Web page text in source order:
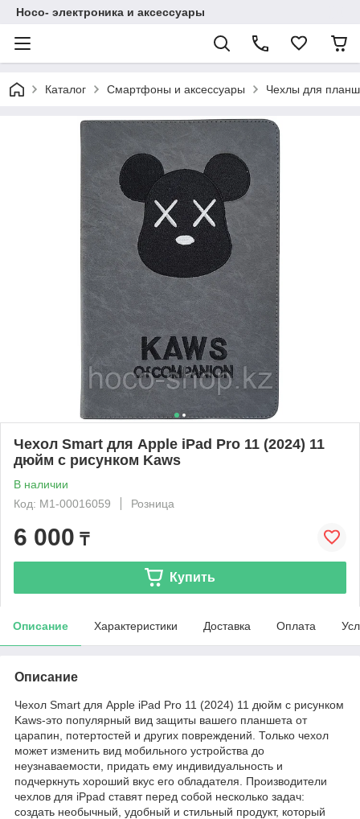
Hoco- электроника и аксессуары
Каталог Смартфоны и аксессуары Чехлы для
Чехол Smart для Apple iPad Pro 11 (2024) 11
дюйм с рисунком Kaws
В наличии
Код: М1-00016059
Розница
6 000 ₸
Купить
Описание Характеристики Доставка Оплата
Описание
Чехол Smart для Apple iPad Pro 11 (2024) 11 дюйм с рисунком
Kaws-это популярный вид защиты вашего планшета от
царапин, потертостей и других повреждений. Только чехол
может изменить вид мобильного устройства до
неузнаваемости, придать ему индивидуальность и
подчеркнуть хороший вкус его обладателя. Производители
чехлов для iPpad ставят перед собой несколько задач:
создать необычный, удобный и стильный продукт, который